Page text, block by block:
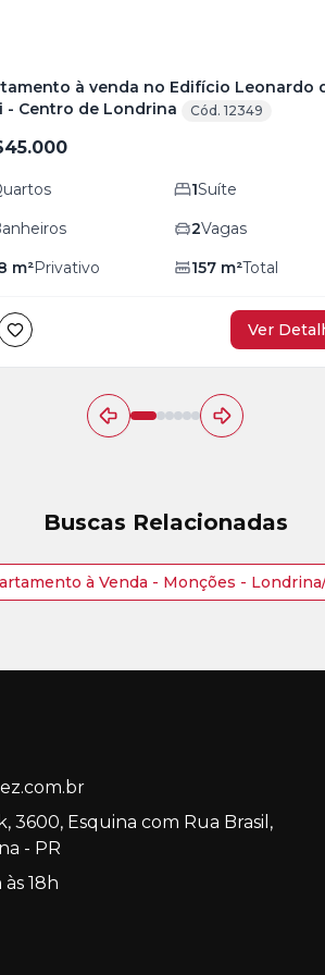
à venda no Edifício Leonardo
- Centro de Londrina
Cód. 12349
1Suíte
2Vagas
m²Privativo 157m²Total
Ver
Buscas Relacionadas
à Venda - Monções -
3600, Esquina com Rua Brasil,
- PR
às 18h